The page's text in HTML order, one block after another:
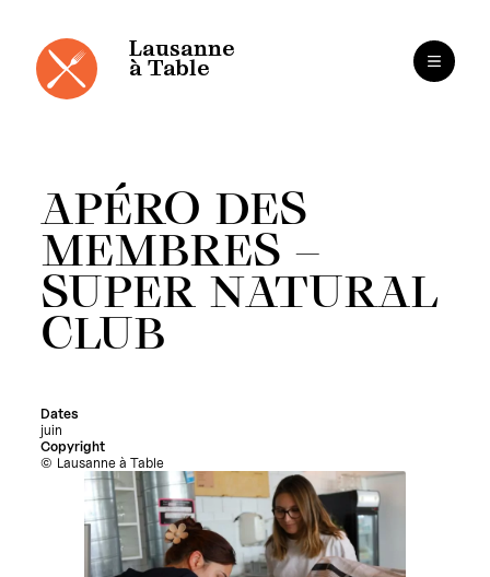
contenu
Lausanne
à Table
APÉRO DES
MEMBRES –
SUPER NATURAL
CLUB
Dates
juin
Copyright
Lausanne à Table